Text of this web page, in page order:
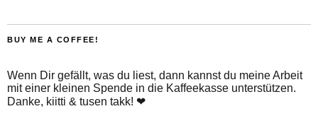
BUY ME A COFFEE!
Wenn Dir gefällt, was du liest, dann kannst du meine Arbeit
mit einer kleinen Spende in die Kaffeekasse unterstützen.
Danke, kiitti & tusen takk! ❤